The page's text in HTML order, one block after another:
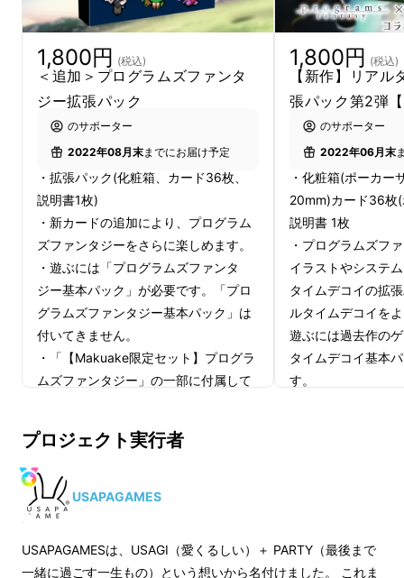
シンプルな遊びながら、対戦に勝つために論理
的な思考を鍛える事ができます。
下記を実現します。
・初版生産数を増やす事で低価格を実現しま
す。
・オリジナルイラスト登場権やお名前掲載権な
どはMakuake限定リターンです。
作はご好評頂き、通販や一般流通への在庫が足
1,800円 (税込)
＜追加＞プログラムズファンタ
ジー拡張パック
のサポーター
2022年08月末までにお届け予定
・拡張パック(化粧箱、カード36枚、
説明書1枚)
・新カードの追加により、プログラム
ズファンタジーをさらに楽しめます。
・遊ぶには「プログラムズファンタ
ジー基本パック」が必要です。「プロ
グラムズファンタジー基本パック」は
付いてきません。
・「【Makuake限定セット】プログラ
ムズファンタジー」の一部に付属して
・定価1500円＋送料手数料300円で
す。
1,800円 (税込)
【新作】リア
張パック第2弾
のサポーター
2022年06月末
・化粧箱(ポーカ
20mm)カード36枚
説明書 1枚
・プログラムズフ
イラストやシステ
タイムデコイの拡
ルタイムデコイを
遊ぶには過去作の
タイムデコイ基本
す。
ません。
プロジェクト実行者
USAPAGAMES
USAPAGAMESは、USAGI（愛くるしい）＋ PARTY（最後まで
一緒に過ごす一生もの）という想いから名付けました。 これま